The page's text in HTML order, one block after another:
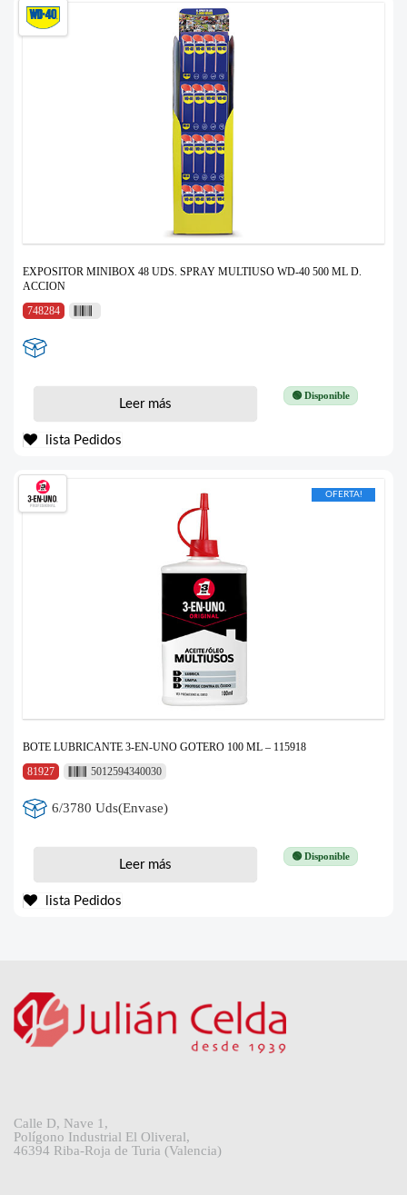
EXPOSITOR MINIBOX 48 UDS. SPRAY MULTIUSO WD-40 500 ML D.
ACCION
748284
🟢 Disponible
Leer más
lista Pedidos
OFERTA!
BOTE LUBRICANTE 3-EN-UNO GOTERO 100 ML – 115918
81927
5012594340030
6/3780 Uds(Envase)
🟢 Disponible
Leer más
lista Pedidos
Calle D, Nave 1,
Polígono Industrial El Oliveral,
46394 Riba-Roja de Turia (Valencia)